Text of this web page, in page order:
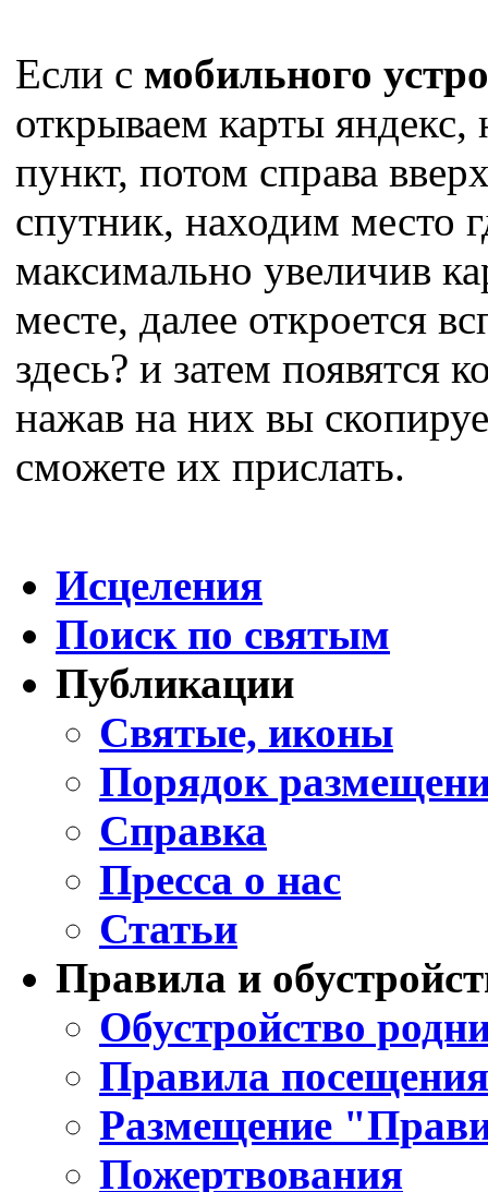
Если с мобильного
открываем карты
пункт, потом справа
спутник, находим место
максимально увеличив
месте, далее откроется
здесь? и затем появятся
нажав на них вы
сможете их прислать.
Исцеления
Поиск по святым
Публикации
Святые, иконы
Порядок
Справка
Пресса о нас
Статьи
Правила и
Обустройство
Правила
Размещение
Пожертвования